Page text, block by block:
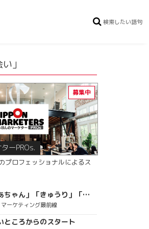
」
ーPROs.
プロフェッショナルによるス
「おばあちゃん」「きゅうり」「ディスコで踊るおじさん」をCM素材に使った、「気持ちよさ」が売りの意外な商品とは？
マーケティング最前線
ところからのスタート